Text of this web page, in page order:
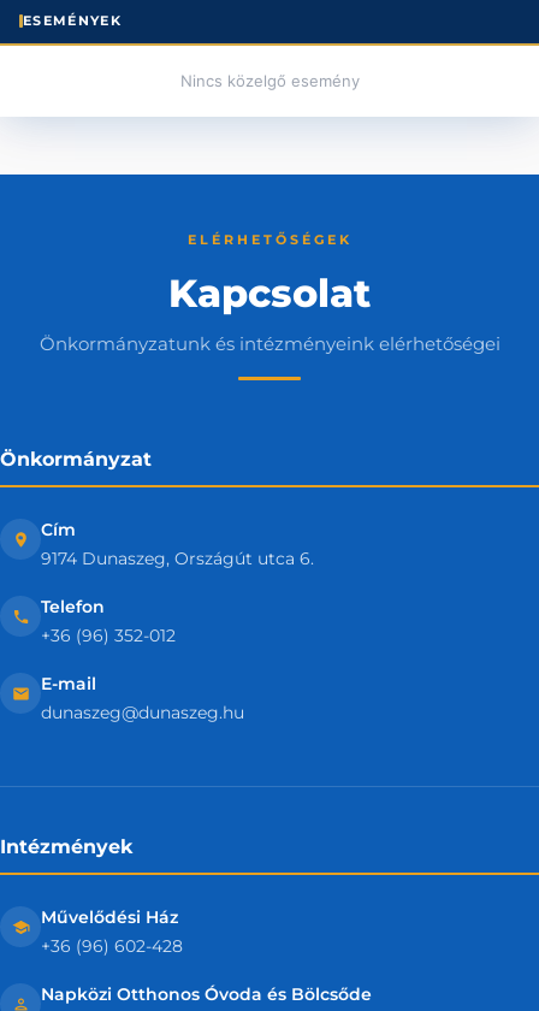
ESEMÉNYEK
Nincs közelgő esemény
ELÉRHETŐSÉGEK
Kapcsolat
Önkormányzatunk és intézményeink elérhetőségei
Önkormányzat
Cím
9174 Dunaszeg, Országút utca 6.
Telefon
+36 (96) 352-012
E-mail
dunaszeg@dunaszeg.hu
Intézmények
Művelődési Ház
+36 (96) 602-428
Napközi Otthonos Óvoda és Bölcsőde